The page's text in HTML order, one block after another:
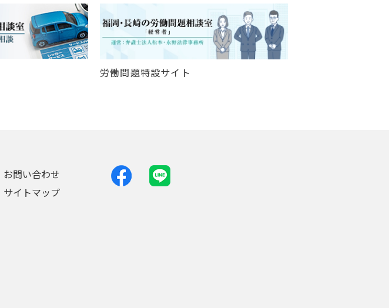
労働問題特設サイト
お問い合わせ
サイトマップ